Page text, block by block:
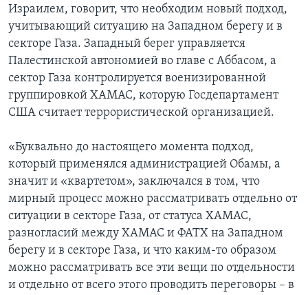
Израилем, говорит, что необходим новый подход,
учитывающий ситуацию на Западном берегу и в
секторе Газа. Западный берег управляется
Палестинской автономией во главе с Аббасом, а
сектор Газа контролируется военизированной
группировкой ХАМАС, которую Госдепартамент
США считает террористической организацией.
«Буквально до настоящего момента подход,
который применялся администрацией Обамы, а
значит и «квартетом», заключался в том, что
мирный процесс можно рассматривать отдельно от
ситуации в секторе Газа, от статуса ХАМАС,
разногласий между ХАМАС и ФАТХ на Западном
берегу и в секторе Газа, и что каким-то образом
можно рассматривать все эти вещи по отдельности
и отдельно от всего этого проводить переговоры – в